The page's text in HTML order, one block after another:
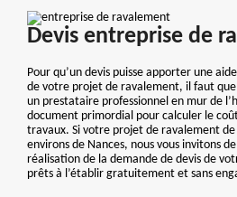
Devis entreprise de
Pour qu’un devis puisse apporter une
de votre projet de ravalement, il faut
un prestataire professionnel en mur de
document primordial pour calculer le
travaux. Si votre projet de ravalement de
environs de Nances, nous vous invitons
réalisation de la demande de devis de
prêts à l’établir gratuitement et sans